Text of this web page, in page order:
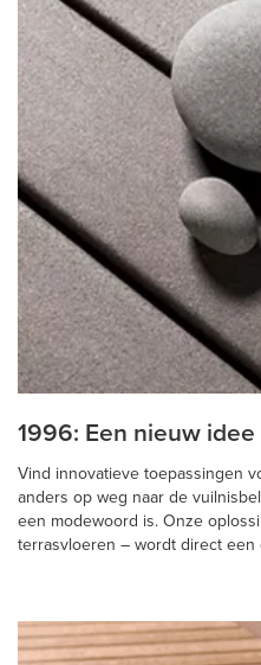
1996: Een nieuw idee
Vind innovatieve toepassingen
anders op weg naar de
een modewoord is. Onze
terrasvloeren – wordt direct